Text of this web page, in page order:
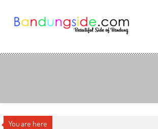
content
Bandung Side
You are here